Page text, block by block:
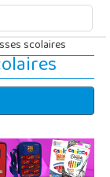
scolaires